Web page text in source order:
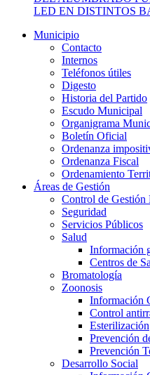
LED EN DISTINTOS
Municipio
Contacto
Internos
Teléfonos útiles
Digesto
Historia del Partido
Escudo Municipal
Organigrama
Boletín Oficial
Ordenanza
Ordenanza Fiscal
Ordenamiento
Áreas de Gestión
Control de
Seguridad
Servicios Públicos
Salud
Información
Centros de
Bromatología
Zoonosis
Información
Control
Esterilización
Prevención
Prevención
Desarrollo Social